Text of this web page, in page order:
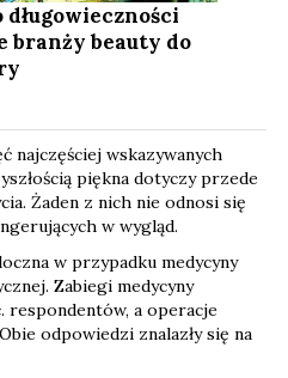
branży beauty do
najczęściej wskazywanych
piękna dotyczy przede
Żaden z nich nie odnosi się
w wygląd.
w przypadku medycyny
Zabiegi medycyny
respondentów, a operacje
odpowiedzi znalazły się na